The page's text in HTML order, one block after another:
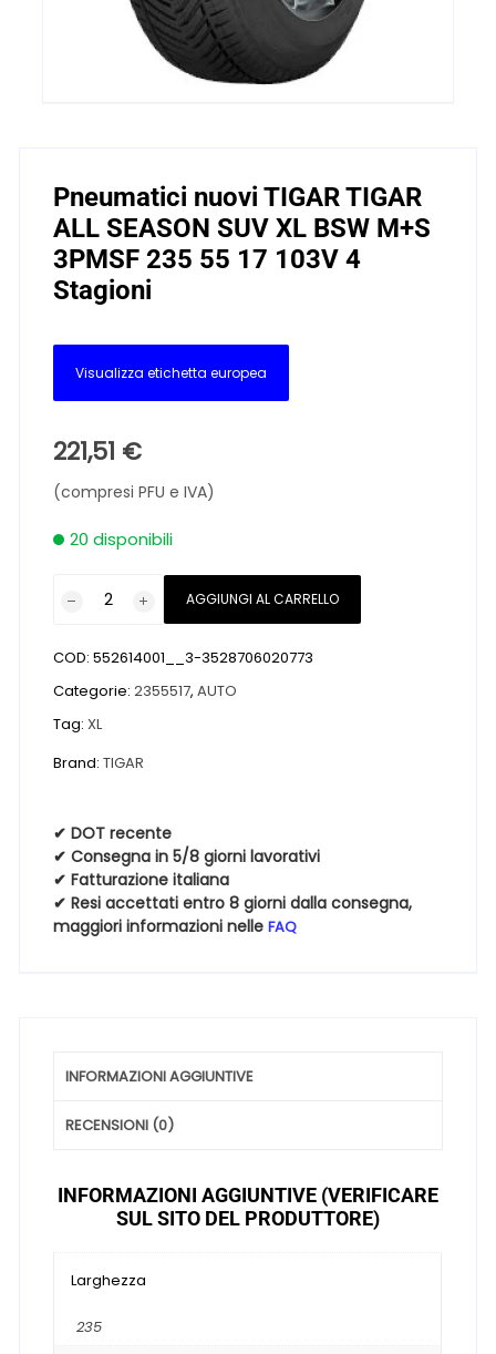
Pneumatici nuovi TIGAR TIGAR
ALL SEASON SUV XL BSW M+S
3PMSF 235 55 17 103V 4
Stagioni
Visualizza etichetta europea
221,51 €
(compresi PFU e IVA)
20 disponibili
TIGAR
ALL
SEASON
XL
M+S
3PMSF
235
55
17
AGGIUNGI AL CARRELLO
COD:552614001__3-3528706020773
Categorie:2355517,AUTO
Tag:XL
Brand:TIGAR
✔ DOT recente
✔ Consegna in 5/8 giorni lavorativi
✔ Fatturazione italiana
✔ Resi accettati entro 8 giorni dalla consegna,
maggiori informazioni nelleFAQ
INFORMAZIONI AGGIUNTIVE
RECENSIONI (0)
INFORMAZIONI AGGIUNTIVE (VERIFICARE
SUL SITO DEL PRODUTTORE)
Larghezza
235